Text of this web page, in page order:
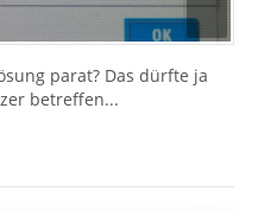
parat? Das dürfte ja
betreffen...